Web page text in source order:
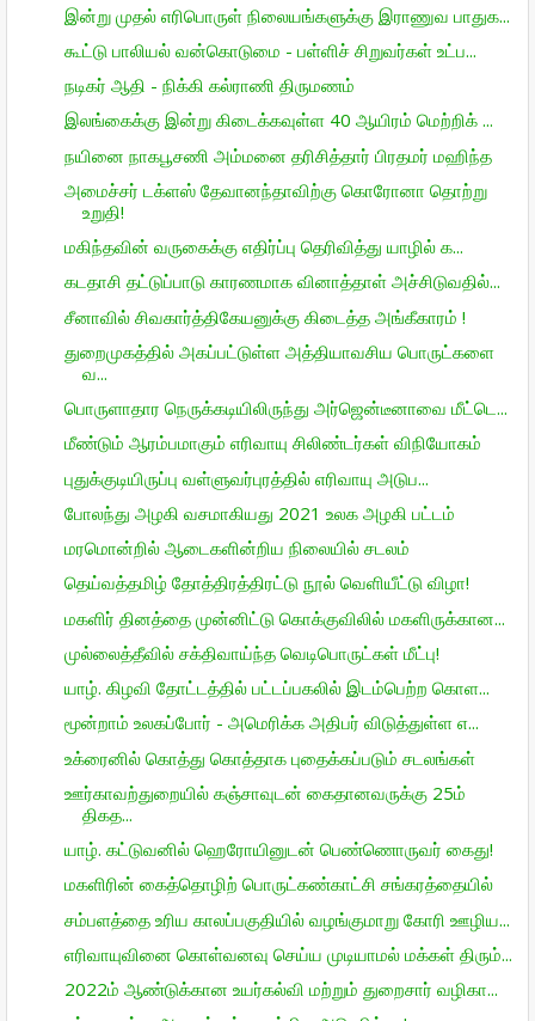
இன்று முதல் எரிபொருள் நிலையங்களுக்கு இராணுவ பாதுக...
கூட்டு பாலியல் வன்கொடுமை - பள்ளிச் சிறுவர்கள் உட்ப...
நடிகர் ஆதி - நிக்கி கல்ராணி திருமணம்
இலங்கைக்கு இன்று கிடைக்கவுள்ள 40 ஆயிரம் மெற்றிக் ...
நயினை நாகபூசணி அம்மனை தரிசித்தார் பிரதமர் மஹிந்த
அமைச்சர் டக்ளஸ் தேவானந்தாவிற்கு கொரோனா தொற்று
உறுதி!
மகிந்தவின் வருகைக்கு எதிர்ப்பு தெரிவித்து யாழில் க...
கடதாசி தட்டுப்பாடு காரணமாக வினாத்தாள் அச்சிடுவதில்...
சீனாவில் சிவகார்த்திகேயனுக்கு கிடைத்த அங்கீகாரம் !
துறைமுகத்தில் அகப்பட்டுள்ள அத்தியாவசிய பொருட்களை
வ...
பொருளாதார நெருக்கடியிலிருந்து அர்ஜென்டீனாவை மீட்டெ...
மீண்டும் ஆரம்பமாகும் எரிவாயு சிலிண்டர்கள் விநியோகம்
புதுக்குடியிருப்பு வள்ளுவர்புரத்தில் எரிவாயு அடுப...
போலந்து அழகி வசமாகியது 2021 உலக அழகி பட்டம்
மரமொன்றில் ஆடைகளின்றிய நிலையில் சடலம்
தெய்வத்தமிழ் தோத்திரத்திரட்டு நூல் வெளியீட்டு விழா!
மகளிர் தினத்தை முன்னிட்டு கொக்குவிலில் மகளிருக்கான...
முல்லைத்தீவில் சக்திவாய்ந்த வெடிபொருட்கள் மீட்பு!
யாழ். கிழவி தோட்டத்தில் பட்டப்பகலில் இடம்பெற்ற கொள...
மூன்றாம் உலகப்போர் - அமெரிக்க அதிபர் விடுத்துள்ள எ...
உக்ரைனில் கொத்து கொத்தாக புதைக்கப்படும் சடலங்கள்
ஊர்காவற்துறையில் கஞ்சாவுடன் கைதானவருக்கு 25ம்
திகத...
யாழ். கட்டுவனில் ஹெரோயினுடன் பெண்ணொருவர் கைது!
மகளிரின் கைத்தொழிற் பொருட்கண்காட்சி சங்கரத்தையில்
சம்பளத்தை உரிய காலப்பகுதியில் வழங்குமாறு கோரி ஊழிய...
எரிவாயுவினை கொள்வனவு செய்ய முடியாமல் மக்கள் திரும்...
2022ம் ஆண்டுக்கான உயர்கல்வி மற்றும் துறைசார் வழிகா...